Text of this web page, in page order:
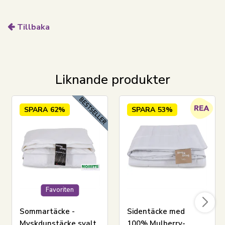
lägger stor vikt vid god kvalitet samt
sovkomfort och tar därför alltid utgångspunkt i de
bästa materialen.
säger själva "Med konsumenten i centrum
skapas bara de bästa produkterna"
Tillbaka
Liknande produkter
SPARA 62%
Favoriten
Sommartäcke -
SPARA 53%
Sidentäcke med